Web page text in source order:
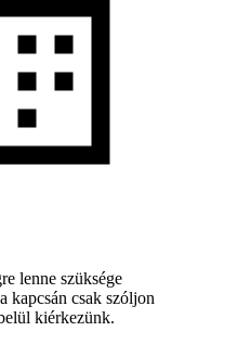
lenne szüksége
kapcsán csak szóljon
kiérkezünk.